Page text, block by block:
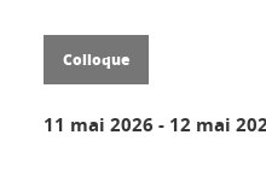
Colloque
11 mai 2026 - 12 mai